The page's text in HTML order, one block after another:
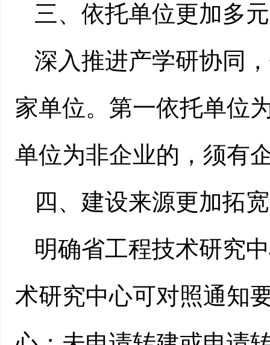
三、 依托单位更加多元
深入推进产学研协同
家单位。第一依托单位
单位为非企业的，须有
四、 建设来源更加拓宽
明确省工程技术研究
术研究中心可对照通知